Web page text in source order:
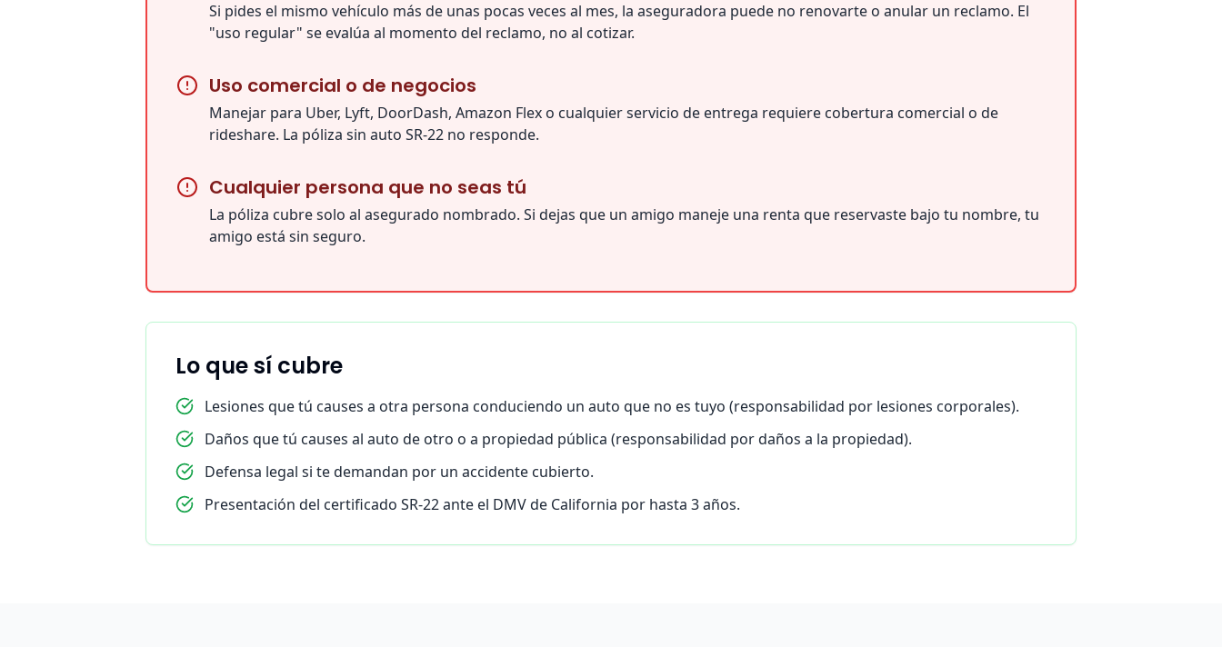
Si pides el mismo vehículo más de unas pocas veces al mes, la aseguradora puede no renovarte o anular un reclamo. El
"uso regular" se evalúa al momento del reclamo, no al cotizar.
Uso comercial o de negocios
Manejar para Uber, Lyft, DoorDash, Amazon Flex o cualquier servicio de entrega requiere cobertura comercial o de
rideshare. La póliza sin auto SR-22 no responde.
Cualquier persona que no seas tú
La póliza cubre solo al asegurado nombrado. Si dejas que un amigo maneje una renta que reservaste bajo tu nombre, tu
amigo está sin seguro.
Lo que sí cubre
Lesiones que tú causes a otra persona conduciendo un auto que no es tuyo (responsabilidad por lesiones corporales).
Daños que tú causes al auto de otro o a propiedad pública (responsabilidad por daños a la propiedad).
Defensa legal si te demandan por un accidente cubierto.
Presentación del certificado SR-22 ante el DMV de California por hasta 3 años.